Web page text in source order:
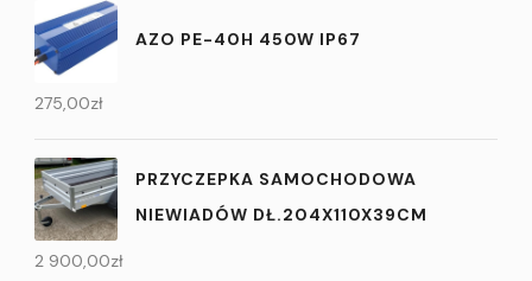
AZO PE-40H 450W IP67
275,00zł
PRZYCZEPKA SAMOCHODOWA
NIEWIADÓW DŁ.204X110X39CM
2 900,00zł